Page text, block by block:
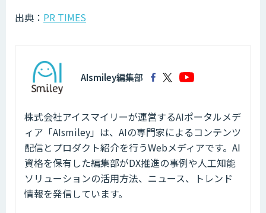
出典： PR TIMES
AIsmiley編集部
株式会社アイスマイリーが運営するAIポータルメデ
ィア「AIsmiley」は、AIの専門家によるコンテンツ
配信とプロダクト紹介を行うWebメディアです。AI
資格を保有した編集部がDX推進の事例や人工知能
ソリューションの活用方法、ニュース、トレンド
情報を発信しています。